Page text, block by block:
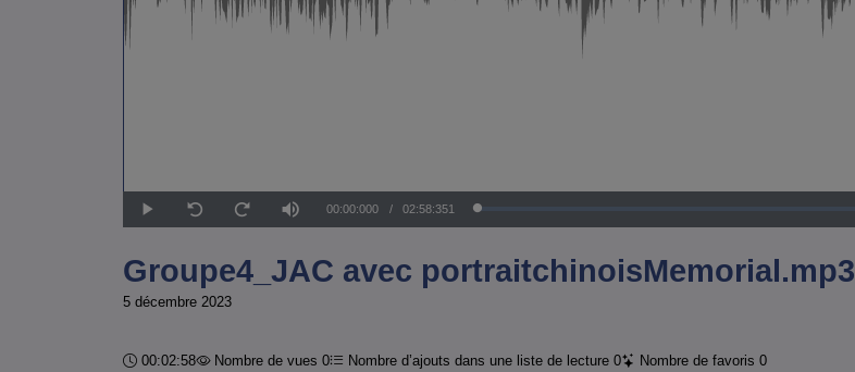
Lecture
Seek
back
Seek
forward
SourdineTemps
00:00:000 / Durée
02:58:351
Groupe4_JAC avec portraitchinoisMemorial.mp3
5 décembre 2023
Durée :
00:02:58 Nombre de vues 0 Nombre d’ajouts dans une liste de lecture 0 Nombre de favoris 0